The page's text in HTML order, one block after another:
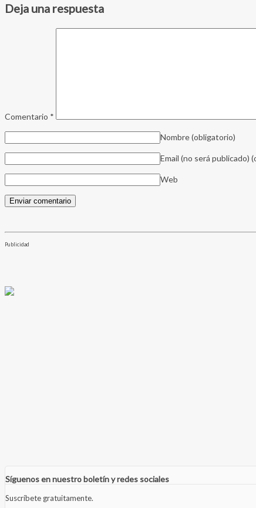
Deja una respuesta
Comentario *
Nombre(obligatorio)
Email (no será publicado)
Web
Publicidad
Síguenos en nuestro boletín y redes sociales
Suscríbete gratuitamente.